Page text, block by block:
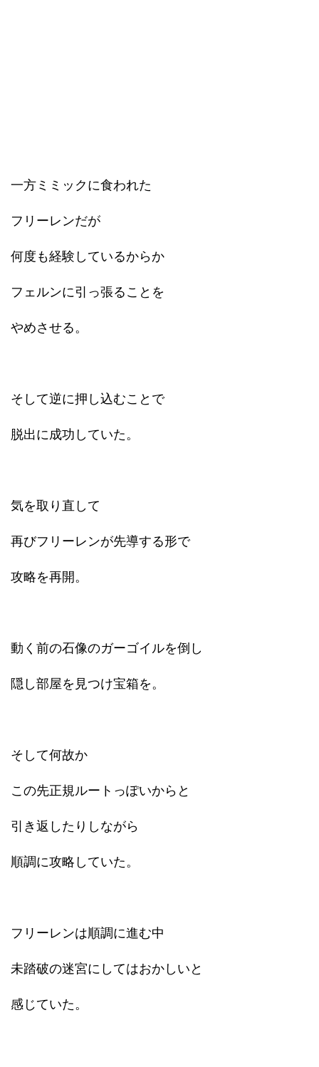
一方ミミックに食われた
フリーレンだが
何度も経験しているからか
フェルンに引っ張ることを
やめさせる。
そして逆に押し込むことで
脱出に成功していた。
気を取り直して
再びフリーレンが先導する形で
攻略を再開。
動く前の石像のガーゴイルを倒し
隠し部屋を見つけ宝箱を。
そして何故か
この先正規ルートっぽいからと
引き返したりしながら
順調に攻略していた。
フリーレンは順調に進む中
未踏破の迷宮にしてはおかしいと
感じていた。